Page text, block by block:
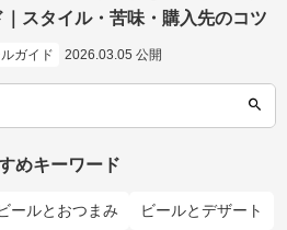
｜スタイル・苦味・購入先のコツ
ガイド 2026.03.05 公開
めキーワード
ールとおつまみ ビールとデザート